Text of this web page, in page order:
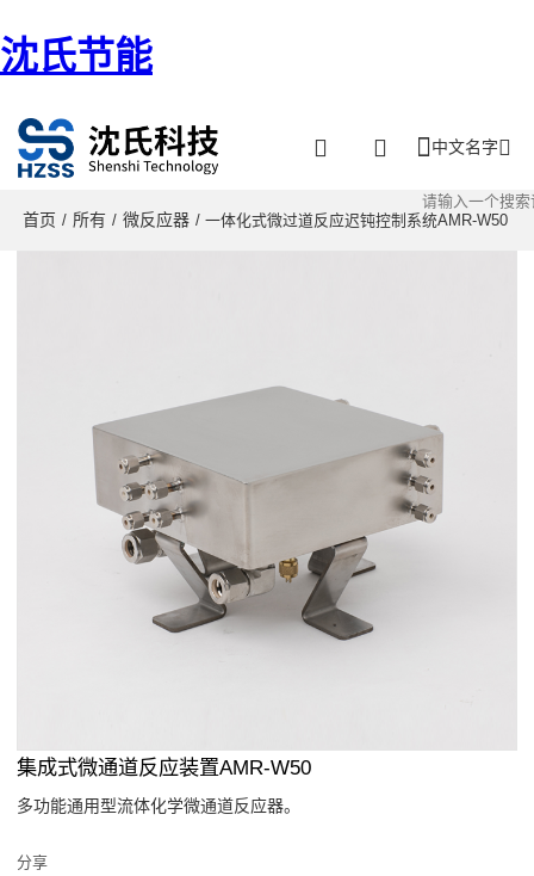
沈氏节能
中文名字
首页 / 所有 / 微反应器 / 一体化式微过道反应迟钝控制系统AMR-W50
集成式微通道反应装置AMR-W50
多功能通用型流体化学微通道反应器。
分享